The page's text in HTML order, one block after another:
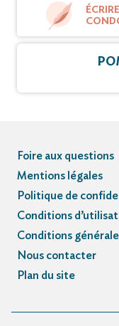
Foire aux questions
Mentions légales
Politique de
Conditions
Conditions
Nous contacter
Plan du site